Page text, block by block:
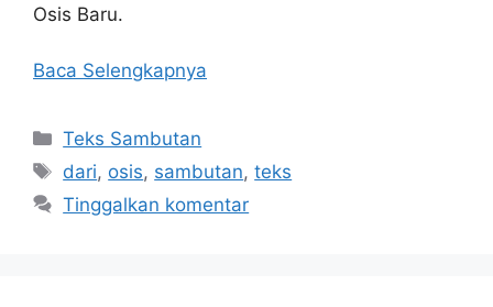
Osis Baru.
Baca Selengkapnya
Kategori
Teks Sambutan
Tag
dari, osis, sambutan,teks
Tinggalkan komentar